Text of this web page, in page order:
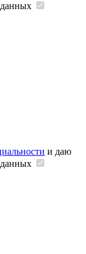
данных
и даю
данных